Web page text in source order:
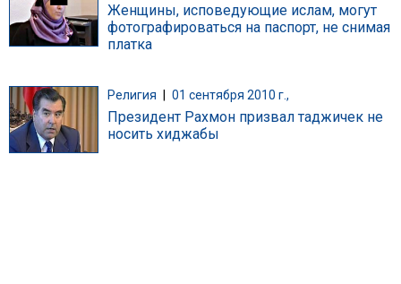
Женщины, исповедующие ислам, могут
фотографироваться на паспорт, не снимая
платка
Религия 01 сентября 2010 г.,
Президент Рахмон призвал таджичек не
носить хиджабы